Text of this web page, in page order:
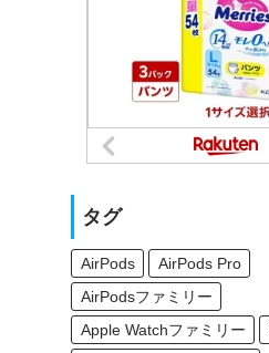
タグ
AirPods
AirPods Pro
AirPodsファミリー
Apple Watchファミリー